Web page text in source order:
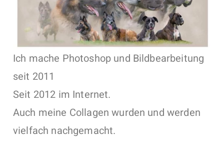
Ich mache Photoshop und Bildbearbeitung
seit 2011
Seit 2012 im Internet.
Auch meine Collagen wurden und werden
vielfach nachgemacht.